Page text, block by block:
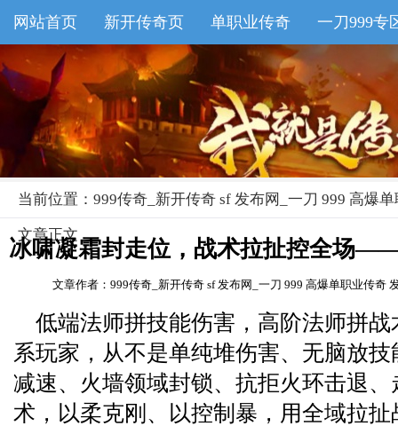
网站首页 新开传奇页 单职业传奇 一刀999专
999传奇-专业新开传奇 sf发布网
当前位置： 999传奇_新开传奇 sf 发布网_一刀 999 高爆
文章正文
冰啸凝霜封走位，战术拉扯控全场
法
文章作者：999传奇_新开传奇 sf 发布网_一刀 999 高爆单职业传奇
低端法师拼技能伤害，高阶法师拼
系玩家，从不是单纯堆伤害、无脑放
减速、火墙领域封锁、抗拒火环击退
术，以柔克刚、以控制暴，用全域拉